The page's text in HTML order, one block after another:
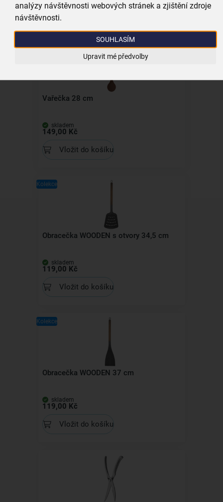
analýzy návštěvnosti webových stránek a zjištění zdroje
návštěvnosti.
SOUHLASÍM
Upravit mé předvolby
Související produkty
Vařečka 28 cm
skladem
149,00 Kč
Vložit do košíku
Kolekce
Obracečka WOODEN s otvory 34,5 cm
skladem
119,00 Kč
Vložit do košíku
Kolekce
Obracečka WOODEN 37 cm
skladem
119,00 Kč
Vložit do košíku